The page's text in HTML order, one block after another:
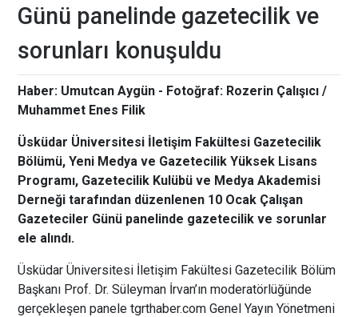
Günü panelinde gazetecilik ve
sorunları konuşuldu
Haber: Umutcan Aygün - Fotoğraf: Rozerin Çalışıcı /
Muhammet Enes Filik
Üsküdar Üniversitesi İletişim Fakültesi Gazetecilik
Bölümü, Yeni Medya ve Gazetecilik Yüksek Lisans
Programı, Gazetecilik Kulübü ve Medya Akademisi
Derneği tarafından düzenlenen 10 Ocak Çalışan
Gazeteciler Günü panelinde gazetecilik ve sorunlar
ele alındı.
Üsküdar Üniversitesi İletişim Fakültesi Gazetecilik Bölüm
Başkanı Prof. Dr. Süleyman İrvan’ın moderatörlüğünde
gerçekleşen panele tgrthaber.com Genel Yayın Yönetmeni